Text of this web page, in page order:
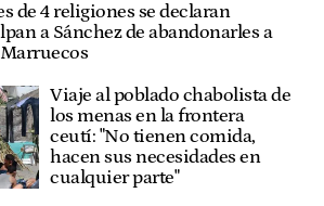
de 4 religiones se declaran
a Sánchez de abandonarles a
Viaje al poblado chabolista de
los menas en la frontera
ceutí: "No tienen comida,
hacen sus necesidades en
cualquier parte"